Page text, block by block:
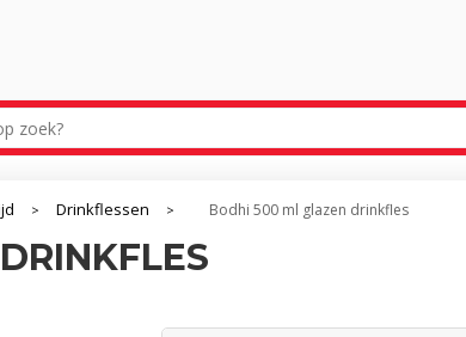
> Drinkflessen > Bodhi 500 ml glazen drinkfles